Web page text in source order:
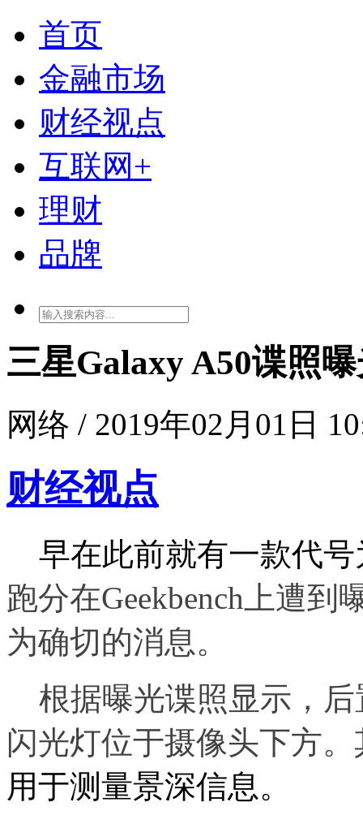
首页
金融市场
财经视点
互联网+
理财
品牌
三星Galaxy A50谍照
网络 / 2019年02月01日
财经视点
早在此前就有一款代号
跑分在Geekbench上遭
为确切的消息。
根据曝光谍照显示，后
闪光灯位于摄像头下方
用于测量景深信息。